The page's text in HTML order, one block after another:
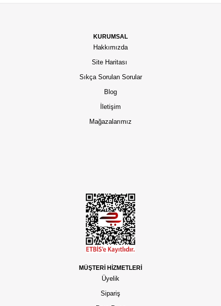
KURUMSAL
Hakkımızda
Site Haritası
Sıkça Sorulan Sorular
Blog
İletişim
Mağazalarımız
MÜŞTERİ HİZMETLERİ
Üyelik
Sipariş